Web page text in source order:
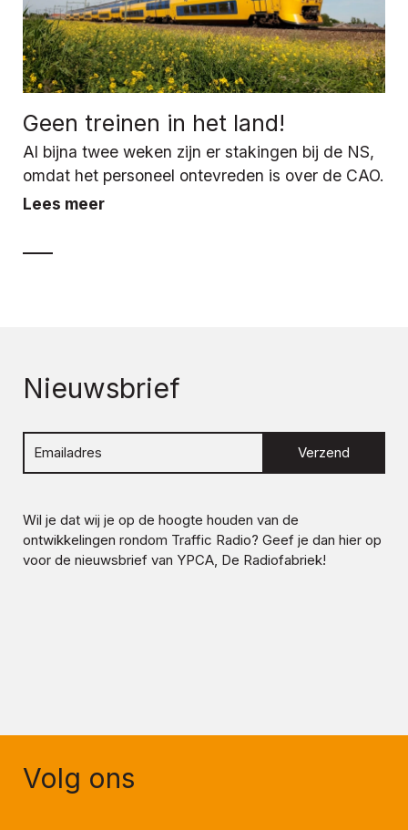
Geen treinen in het land!
Al bijna twee weken zijn er stakingen bij de NS,
omdat het personeel ontevreden is over de CAO.
Lees meer
Nieuwsbrief
Verzend
Wil je dat wij je op de hoogte houden van de
ontwikkelingen rondom Traffic Radio? Geef je dan hier op
voor de nieuwsbrief van YPCA, De Radiofabriek!
Volg ons